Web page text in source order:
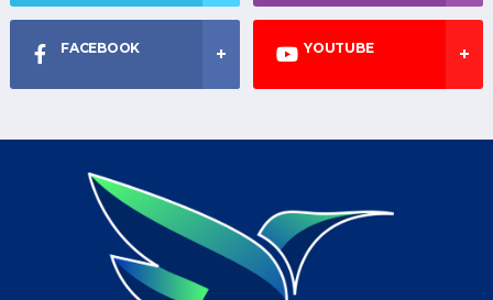
FACEBOOK YOUTUBE